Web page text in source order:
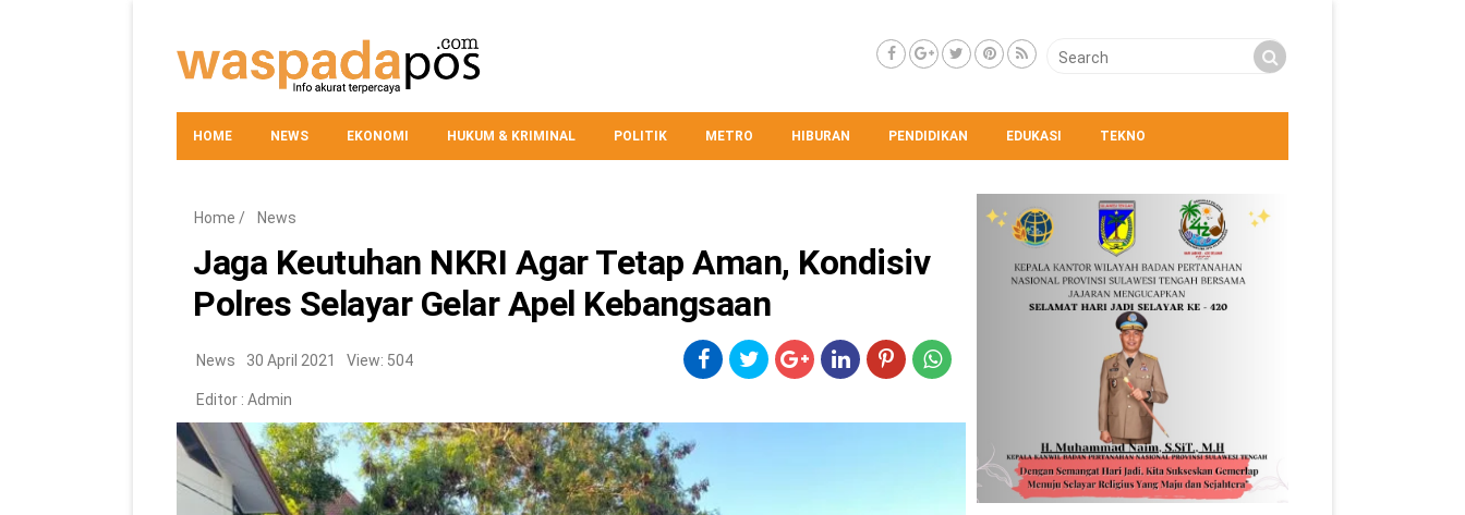
HOME NEWS EKONOMI HUKUM & KRIMINAL POLITIK METRO HIBURAN PENDIDIKAN EDUKASI TEKNO
Home / News
Jaga Keutuhan NKRI Agar Tetap Aman, Kondisiv
Polres Selayar Gelar Apel Kebangsaan
News 30 April 2021 View: 504
Editor : Admin